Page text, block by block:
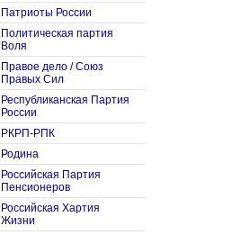
Патриоты России
Политическая партия
Воля
Правое дело / Союз
Правых Сил
Республиканская Партия
России
РКРП-РПК
Родина
Российская Партия
Пенсионеров
Российская Хартия
Жизни